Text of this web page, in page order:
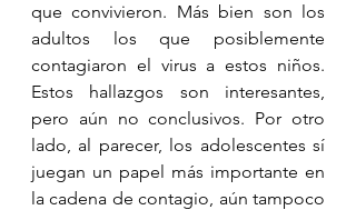
que convivieron. Más bien son los
adultos los que posiblemente
contagiaron el virus a estos niños.
Estos hallazgos son interesantes,
pero aún no conclusivos. Por otro
lado, al parecer, los adolescentes sí
juegan un papel más importante en
la cadena de contagio, aún tampoco